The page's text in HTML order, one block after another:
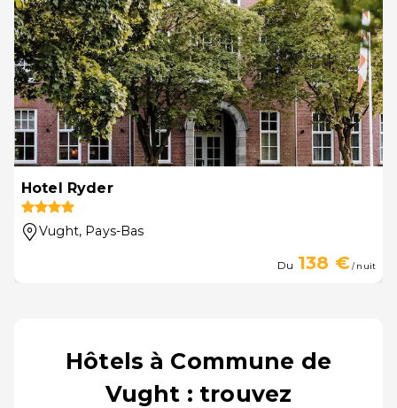
Hotel Ryder
Vught, Pays-Bas
Du 138 €/ nuit
Hôtels à Commune de
Vught : trouvez